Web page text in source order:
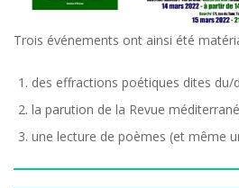
Trois événements ont ainsi été
des effractions poétiques dites du/
la parution de la Revue
une lecture de poèmes (et même